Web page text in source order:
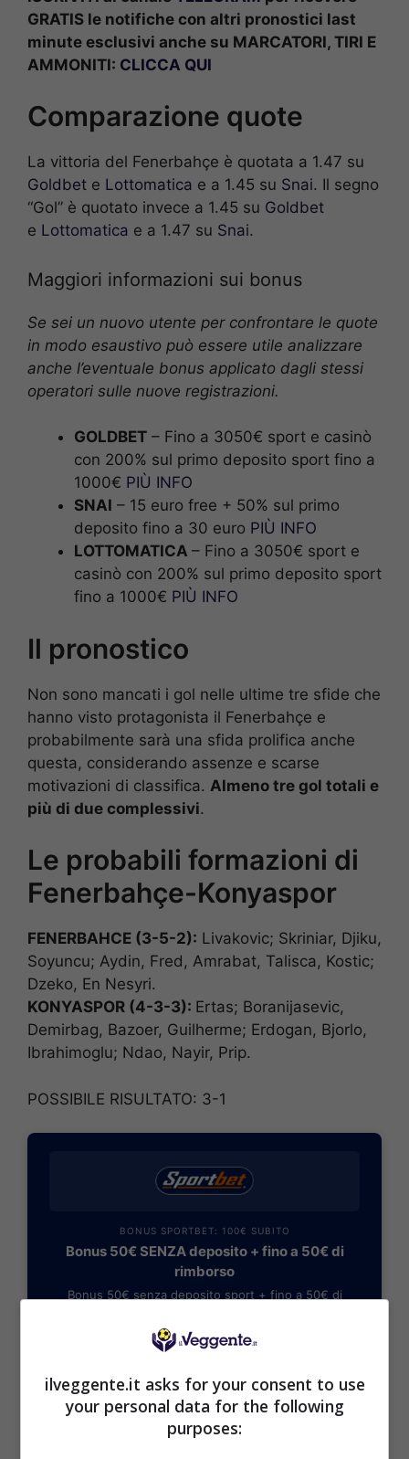
GRATIS le notifiche con altri pronostici last
minute esclusivi anche su MARCATORI, TIRI E
AMMONITI: CLICCA QUI
Comparazione quote
La vittoria del Fenerbahçe è quotata a 1.47 su
Goldbet e Lottomatica e a 1.45 su Snai. Il segno
“Gol” è quotato invece a 1.45 su Goldbet
e Lottomatica e a 1.47 su Snai.
Maggiori informazioni sui bonus
Se sei un nuovo utente per confrontare le quote
in modo esaustivo può essere utile analizzare
anche l’eventuale bonus applicato dagli stessi
operatori sulle nuove registrazioni.
GOLDBET – Fino a 3050€ sport e casinò
con 200% sul primo deposito sport fino a
1000€ PIÙ INFO
SNAI – 15 euro free + 50% sul primo
deposito fino a 30 euro PIÙ INFO
LOTTOMATICA – Fino a 3050€ sport e
casinò con 200% sul primo deposito sport
fino a 1000€ PIÙ INFO
Il pronostico
Non sono mancati i gol nelle ultime tre sfide che
hanno visto protagonista il Fenerbahçe e
probabilmente sarà una sfida prolifica anche
questa, considerando assenze e scarse
motivazioni di classifica. Almeno tre gol totali e
più di due complessivi.
Le probabili formazioni di
Fenerbahçe-Konyaspor
FENERBAHCE (3-5-2): Livakovic; Skriniar, Djiku,
Soyuncu; Aydin, Fred, Amrabat, Talisca, Kostic;
Dzeko, En Nesyri.
KONYASPOR (4-3-3): Ertas; Boranijasevic,
Demirbag, Bazoer, Guilherme; Erdogan, Bjorlo,
Ibrahimoglu; Ndao, Nayir, Prip.
POSSIBILE RISULTATO: 3-1
BONUS SPORTBET: 100€ SUBITO
Bonus 50€ SENZA deposito + fino a 50€ di
rimborso
Bonus 50€ senza deposito sport + fino a 50€ di
200€
VERIFICA
ilveggente.it asks for your consent to use
your personal data for the following
purposes: